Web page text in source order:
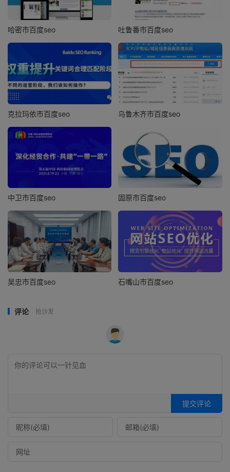
哈密市百度seo 吐鲁番市百度seo
克拉玛依市百度seo 乌鲁木齐市百度seo
中卫市百度seo 固原市百度seo
吴忠市百度seo 石嘴山市百度seo
评论 抢沙发
提交评论